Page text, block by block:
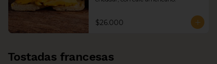
$26.000
Tostadas francesas